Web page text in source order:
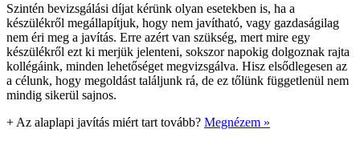
Szintén bevizsgálási díjat kérünk olyan esetekben is, ha a
készülékről megállapítjuk, hogy nem javítható, vagy gazdaságilag
nem éri meg a javítás. Erre azért van szükség, mert mire egy
készülékről ezt ki merjük jelenteni, sokszor napokig dolgoznak rajta
kollégáink, minden lehetőséget megvizsgálva. Hisz elsődlegesen az
a célunk, hogy megoldást találjunk rá, de ez tőlünk függetlenül nem
mindig sikerül sajnos.
+ Az alaplapi javítás miért tart tovább? Megnézem »